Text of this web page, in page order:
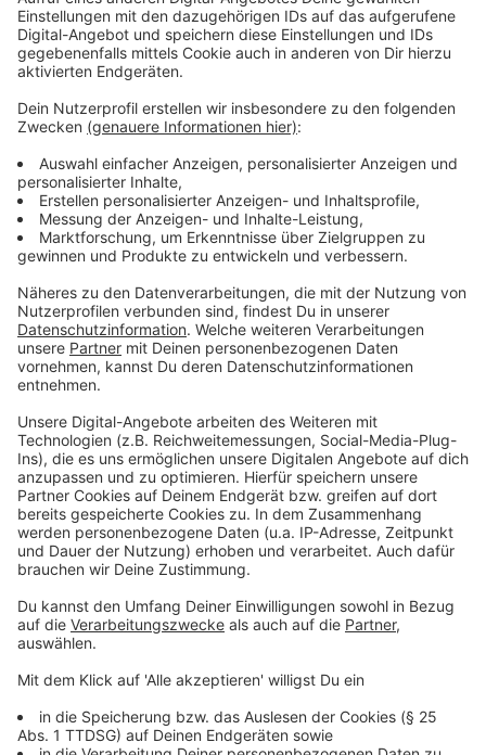
"Knackpunkt", Mädchen und junge Frauen
Der "Knackpunkt" in der Grupellostraße 29 des
Sozialbundes Katholischer Frauen und Männer ist für
Mädchen und junge Frauen bis einschließlich 26 Jahre
geöﬀnet. Täglich geöffnet von 21.30 bis 9.30 Uhr.
Telefon 0211 – 35 92 43.
SleepIn - die Notschlafstelle für Jugendliche und
Erwachsene von 14 bis 21 Jahren
Hausregeln mitgebracht werden.
Öffnungszeiten: 20.00 bis 9.30 Uhr - Aufnahmen i.d.R.
bis 01.00 Uhr
Adresse: Flurstraße 47, 40235 Düsseldorf
Aufenthaltsmöglichkeiten für Obdachlose - nicht nur in
der kalten Jahreszeit:
Café "Ariadne" für Frauen, Friedrich-Ebert-Straße
55
Straße 55 ist ein Kooperationsprojekt der Stadt
Düsseldorf und der Diakonie Düsseldorf. Hunde dürfen
mitgebracht werden, wenn sie keine Gefahr für andere
zwischen 10 und 15 Uhr, Telefon 0211 - 58050894.